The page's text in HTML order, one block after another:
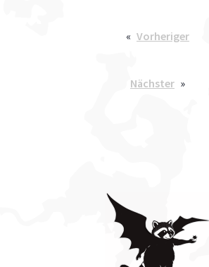
« Vorheriger
Nächster »